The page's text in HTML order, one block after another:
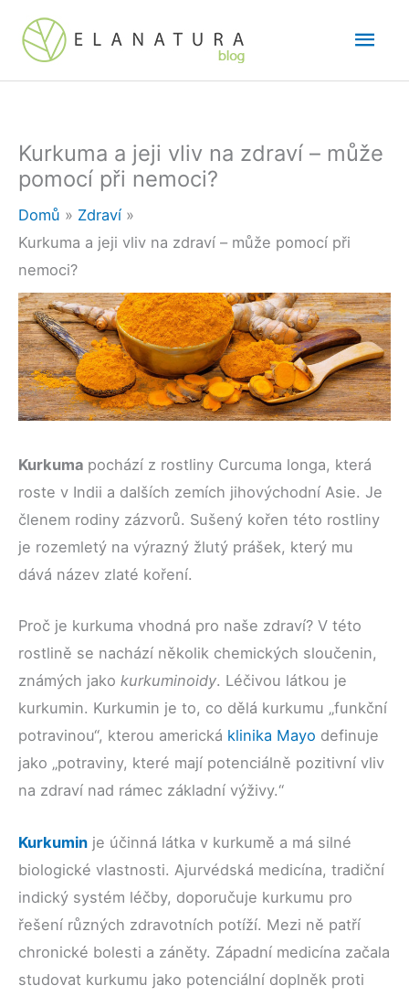
Přeskočit
obsah
Kurkuma a jeji vliv na zdraví – může
pomocí při nemoci?
Domů
Zdraví
Kurkuma a jeji vliv na zdraví – může pomocí při
nemoci?
Kurkuma pochází z rostliny Curcuma longa, která
roste v Indii a dalších zemích jihovýchodní Asie. Je
členem rodiny zázvorů. Sušený kořen této rostliny
je rozemletý na výrazný žlutý prášek, který mu
dává název zlaté koření.
Proč je kurkuma vhodná pro naše zdraví? V této
rostlině se nachází několik chemických sloučenin,
známých jako kurkuminoidy. Léčivou látkou je
kurkumin. Kurkumin je to, co dělá kurkumu „funkční
potravinou“, kterou americká klinika Mayo definuje
jako „potraviny, které mají potenciálně pozitivní vliv
na zdraví nad rámec základní výživy.“
Kurkumin je účinná látka v kurkumě a má silné
biologické vlastnosti. Ajurvédská medicína, tradiční
indický systém léčby, doporučuje kurkumu pro
řešení různých zdravotních potíží. Mezi ně patří
chronické bolesti a záněty. Západní medicína začala
studovat kurkumu jako potenciální doplněk proti